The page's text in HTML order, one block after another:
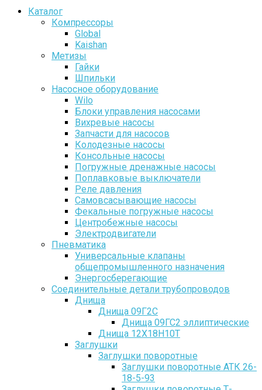
Каталог
Компрессоры
Global
Kaishan
Метизы
Гайки
Шпильки
Насосное оборудование
Wilo
Блоки управления насосами
Вихревые насосы
Запчасти для насосов
Колодезные насосы
Консольные насосы
Погружные дренажные насосы
Поплавковые выключатели
Реле давления
Самовсасывающие насосы
Фекальные погружные насосы
Центробежные насосы
Электродвигатели
Пневматика
Универсальные клапаны
общепромышленного назначения
Энергосберегающие
Соединительные детали трубопроводов
Днища
Днища 09Г2С
Днища 09ГС2 эллиптические
Днища 12Х18Н10Т
Заглушки
Заглушки поворотные
Заглушки поворотные АТК 26-
18-5-93